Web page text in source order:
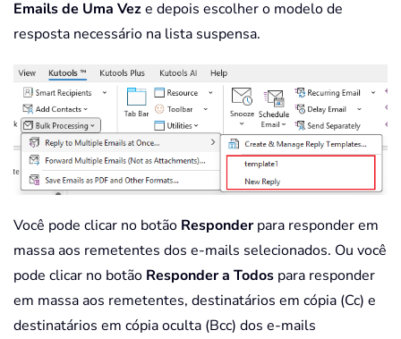
Emails de Uma Veze depois escolher o modelo de
resposta necessário na lista suspensa.
Você pode clicar no botão Responderpara responder em
massa aos remetentes dos e-mails selecionados. Ou você
pode clicar no botão Responder a Todos para responder
em massa aos remetentes, destinatários em cópia (Cc) e
destinatários em cópia oculta (Bcc) dos e-mails